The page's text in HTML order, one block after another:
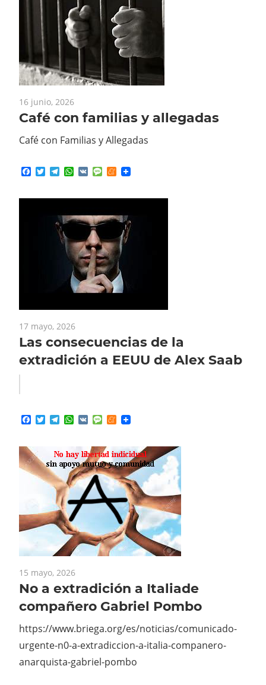
16 junio, 2026
Café con familias y allegadas
Café con Familias y Allegadas
Facebook
TwitterTelegram
WhatsApp
VK MessageMeneame
17 mayo, 2026
Las consecuencias de la
extradición a EEUU de Alex Saab
Facebook
TwitterTelegram
WhatsApp
VK MessageMeneame
15 mayo, 2026
No a extradición a Italiade
compañero Gabriel Pombo
https://www.briega.org/es/noticias/comunicado-
urgente-n0-a-extradiccion-a-italia-companero-
anarquista-gabriel-pombo